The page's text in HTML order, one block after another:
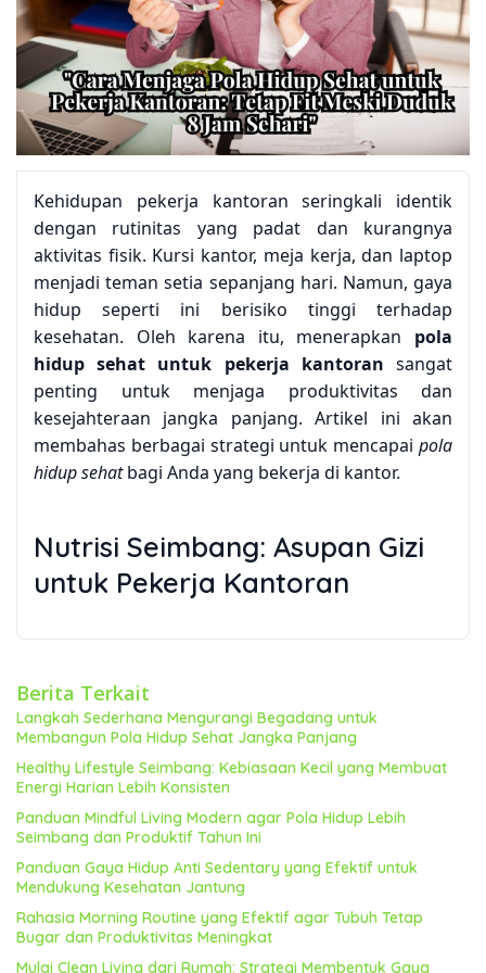
Kehidupan pekerja kantoran seringkali identik
dengan rutinitas yang padat dan kurangnya
aktivitas fisik. Kursi kantor, meja kerja, dan laptop
menjadi teman setia sepanjang hari. Namun, gaya
hidup seperti ini berisiko tinggi terhadap
kesehatan. Oleh karena itu, menerapkan pola
hidup sehat untuk pekerja kantoran sangat
penting untuk menjaga produktivitas dan
kesejahteraan jangka panjang. Artikel ini akan
membahas berbagai strategi untuk mencapai pola
hidup sehatbagi Anda yang bekerja di kantor.
Nutrisi Seimbang: Asupan Gizi
untuk Pekerja Kantoran
Pola makan yang sehat menjadi fondasi
kantoran. Hindari kebiasaan makan di meja kerja
yang seringkali menyebabkan makan terlalu cepat
dan tidak memperhatikan asupan nutrisi.
Prioritaskan konsumsi makanan bergizi seimbang
yang terdiri dari karbohidrat kompleks, protein,
dan lemak sehat.
Tips Memilih Makanan Sehat di Kantor:
Siapkan bekal makan siang sendiri. Ini membantu
Anda mengontrol porsi dan kandungan gizinya.
Berita Terkait
Langkah Sederhana Mengurangi Begadang untuk
Membangun Pola Hidup Sehat Jangka Panjang
Healthy Lifestyle Seimbang: Kebiasaan Kecil yang Membuat
Energi Harian Lebih Konsisten
Panduan Mindful Living Modern agar Pola Hidup Lebih
Seimbang dan Produktif Tahun Ini
Panduan Gaya Hidup Anti Sedentary yang Efektif untuk
Mendukung Kesehatan Jantung
Rahasia Morning Routine yang Efektif agar Tubuh Tetap
Bugar dan Produktivitas Meningkat
Mulai Clean Living dari Rumah: Strategi Membentuk Gaya